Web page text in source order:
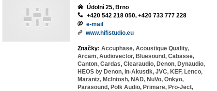
Údolní 25, Brno
+420 542 218 050, +420 733 777 228
e-mail
www.hifistudio.eu
Značky: Accuphase, Acoustique Quality,
Arcam, Audiovector, Bluesound, Cabasse,
Canton, Cardas, Clearaudio, Denon, Dynaudio,
HEOS by Denon, In-Akustik, JVC, KEF, Lenco,
Marantz, McIntosh, NAD, NuVo, Onkyo,
Parasound, Polk Audio, Primare, Pro-Ject,